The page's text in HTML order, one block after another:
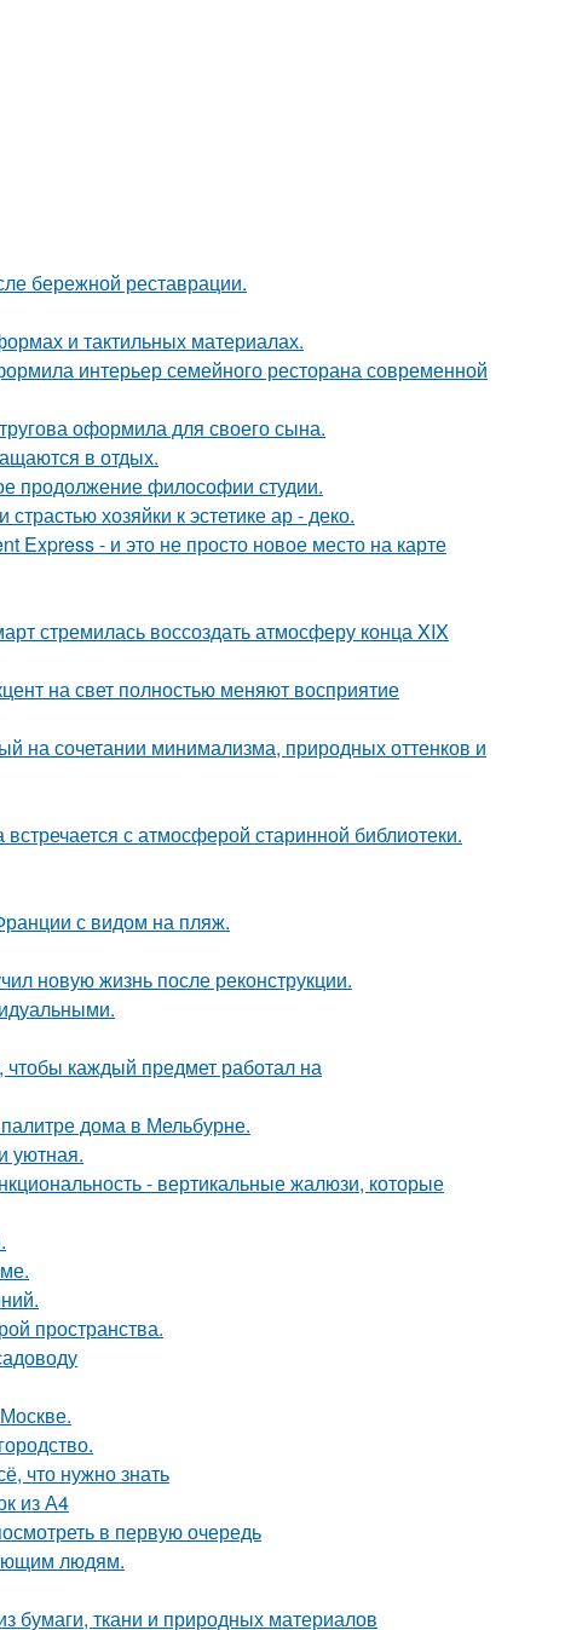
бережной реставрации.
и тактильных материалах.
интерьер семейного ресторана современной
оформила для своего сына.
в отдых.
продолжение философии студии.
хозяйки к эстетике ар - деко.
Express - и это не просто новое место на карте
стремилась воссоздать атмосферу конца XIX
на свет полностью меняют восприятие
на сочетании минимализма, природных оттенков и
с атмосферой старинной библиотеки.
с видом на пляж.
новую жизнь после реконструкции.
чтобы каждый предмет работал на
дома в Мельбурне.
уютная.
- вертикальные жалюзи, которые
пространства.
что нужно знать
из А4
в первую очередь
людям.
бумаги, ткани и природных материалов